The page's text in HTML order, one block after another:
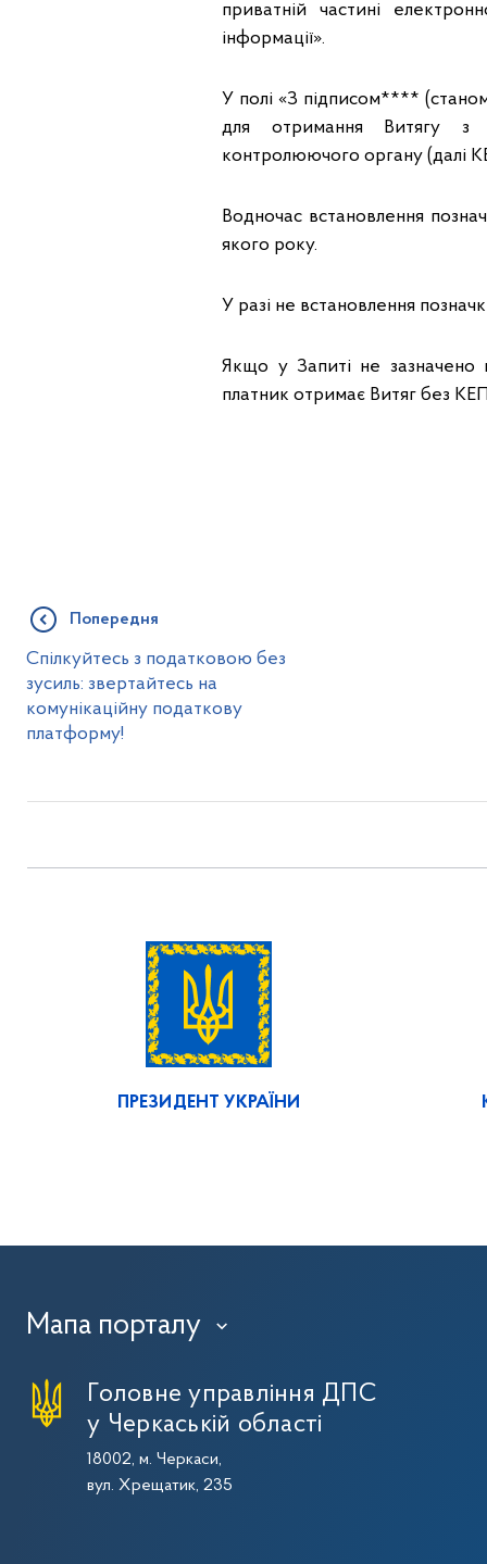
приватній частині
інформації».
У полі «З підписом****
для отримання Витягу з
контролюючого органу (далі
Водночас встановлення
якого року.
У разі не встановлення
Якщо у Запиті не зазначено
платник отримає Витяг без
Попередня
Спілкуйтесь з податковою без
зусиль: звертайтесь на
комунікаційну податкову
платформу!
ПРЕЗИДЕНТ УКРАЇНИ
Мапа порталу ›
Головне управління ДПС
у Черкаській області
18002, м. Черкаси,
вул. Хрещатик, 235